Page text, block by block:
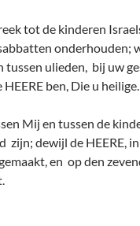
tot de kinderen
onderhouden;
tussen ulieden, bij uw
ben, Die u heilige.
Mij en tussen de
zijn; dewijl de HEERE, in
en op den